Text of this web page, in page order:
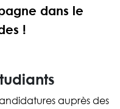
dans le
!
auprès des